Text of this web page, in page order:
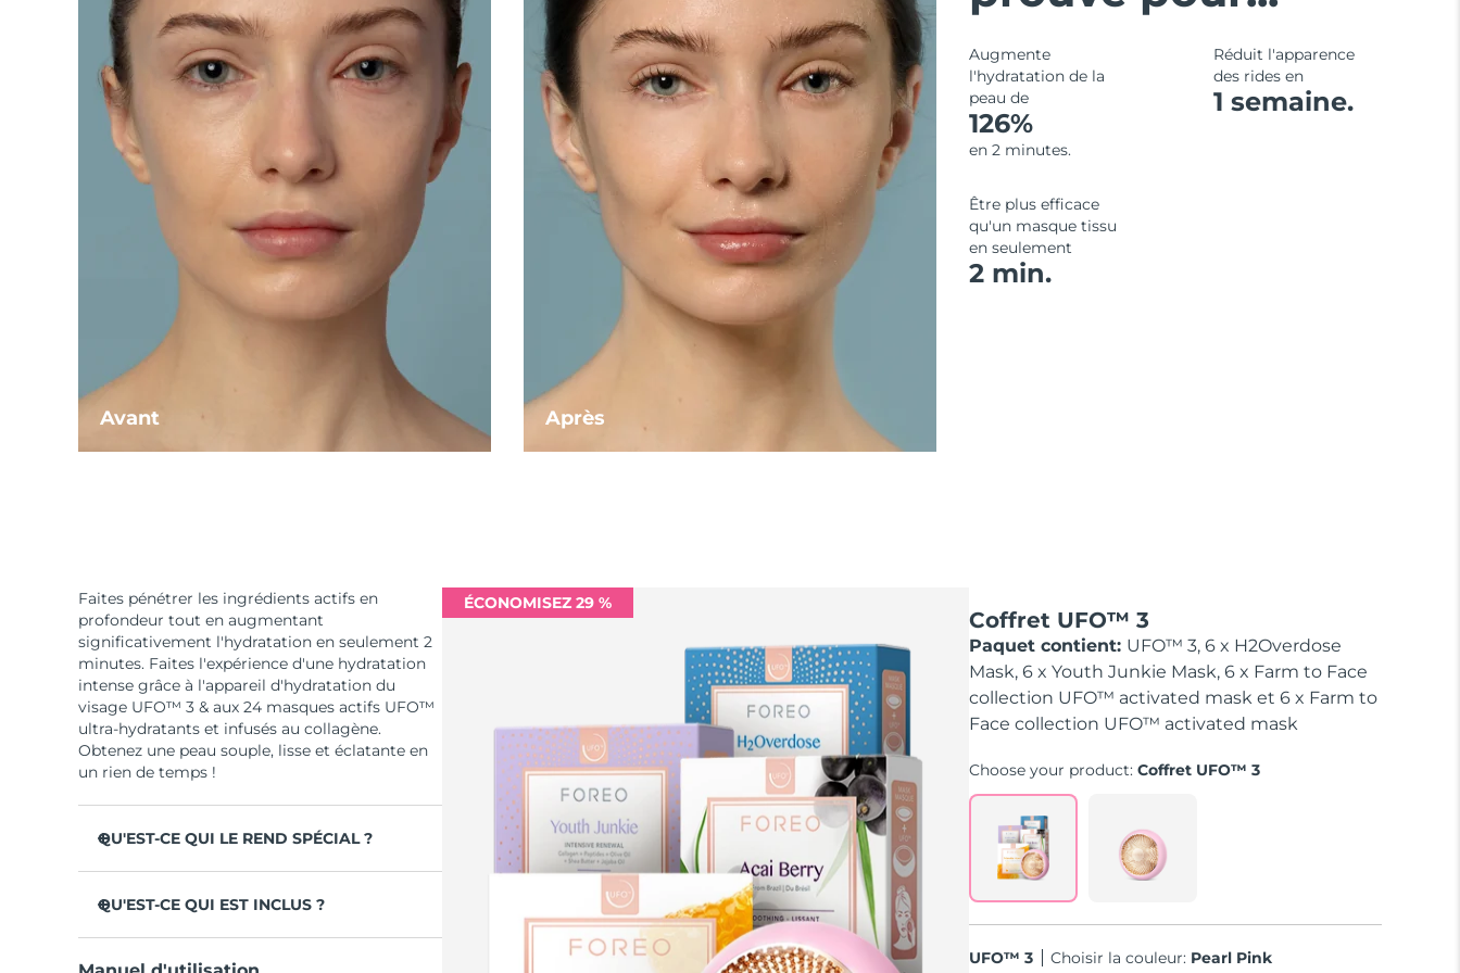
Avant Après
Augmente
l'hydratation de la
peau de
126%
en 2 minutes.
Réduit l'apparence
des rides en
1 semaine.
Être plus efficace
qu'un masque tissu
en seulement
2 min.
ÉCONOMISEZ 29 %
Coffret UFO™ 3
Paquet contient: UFO™ 3, 6 x H2Overdose
Mask, 6 x Youth Junkie Mask, 6 x Farm to Face
collection UFO™ activated mask et 6 x Farm to
Face collection UFO™ activated mask
Choose your product: Coffret UFO™ 3
UFO™ 3 Choisir la couleur: Pearl Pink
Faites pénétrer les ingrédients actifs en
profondeur tout en augmentant
significativement l'hydratation en seulement 2
minutes. Faites l'expérience d'une hydratation
intense grâce à l'appareil d'hydratation du
visage UFO™ 3 & aux 24 masques actifs UFO™
ultra-hydratants et infusés au collagène.
Obtenez une peau souple, lisse et éclatante en
un rien de temps !
QU'EST-CE QUI LE REND SPÉCIAL ?
en 2 minutes et plus d'efficacité qu'un
QU'EST-CE QUI EST INCLUS ?